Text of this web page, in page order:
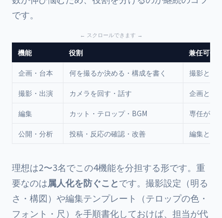
です。
機能 役割 兼任可否
企画・台本 何を撮るか決める・構成を書く 撮影と兼
撮影・出演 カメラを回す・話す 企画と兼
編集 カット・テロップ・BGM 専任が望
公開・分析 投稿・反応の確認・改善 編集と兼
理想は2〜3名でこの4機能を分担する形です。重
要なのは属人化を防ぐことです。撮影設定（明る
さ・構図）や編集テンプレート（テロップの色・
フォント・尺）を手順書化しておけば、担当が代